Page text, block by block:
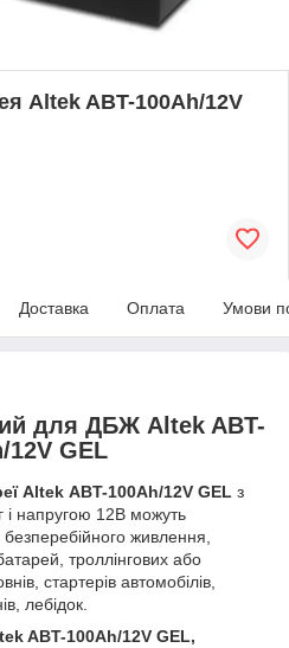
Altek ABT-100Аh/12V
Доставка Оплата Умови
для ДБЖ Altek ABT-
12V GEL
Altek ABT-100Аh/12V GEL з
і напругою 12В можуть
живлення,
троллінгових або
стартерів автомобілів,
лебідок.
ABT-100Аh/12V GEL,